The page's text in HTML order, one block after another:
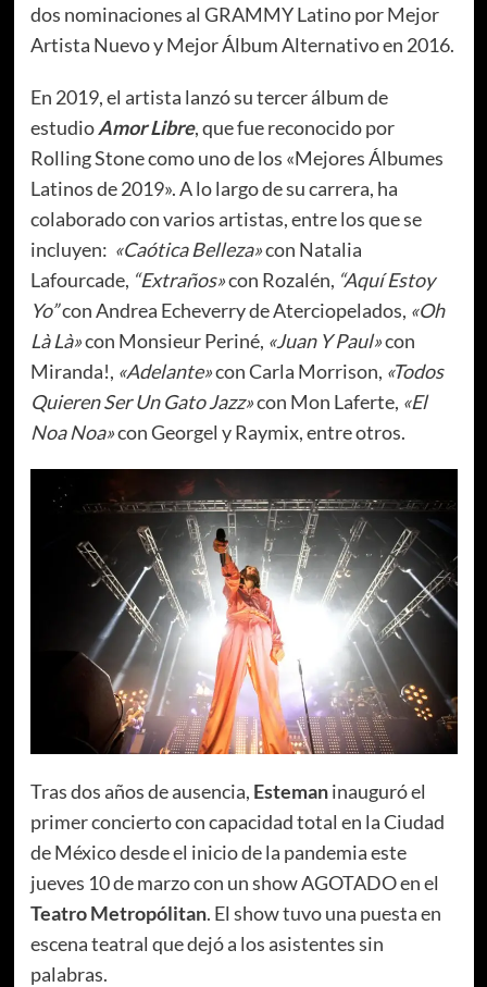
dos nominaciones al GRAMMY Latino por Mejor
Artista Nuevo y Mejor Álbum Alternativo en 2016.
En 2019, el artista lanzó su tercer álbum de
estudioAmor Libre, que fue reconocido por
Rolling Stone como uno de los «Mejores Álbumes
Latinos de 2019». A lo largo de su carrera, ha
colaborado con varios artistas, entre los que se
incluyen: «Caótica Belleza»con Natalia
Lafourcade, “Extraños»con Rozalén, “Aquí Estoy
Yo”con Andrea Echeverry de Aterciopelados, «Oh
Là Là»con Monsieur Periné, «Juan Y Paul»con
Miranda!, «Adelante»con Carla Morrison, «Todos
Quieren Ser Un Gato Jazz»con Mon Laferte, «El
Noa Noa»con Georgel y Raymix, entre otros.
Tras dos años de ausencia, Estemaninauguró el
primer concierto con capacidad total en la Ciudad
de México desde el inicio de la pandemia este
jueves 10 de marzo con un show AGOTADO en el
Teatro Metropólitan. El show tuvo una puesta en
escena teatral que dejó a los asistentes sin
palabras.